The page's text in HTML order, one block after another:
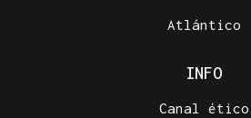
Atlántico
INFO
Canal ético